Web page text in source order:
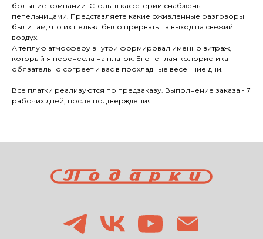
большие компании. Столы в кафетерии снабжены
пепельницами. Представляете какие оживленные разговоры
были там, что их нельзя было прервать на выход на свежий
воздух.
А теплую атмосферу внутри формировал именно витраж,
который я перенесла на платок. Его теплая колористика
обязательно согреет и вас в прохладные весенние дни.
Все платки реализуются по предзаказу. Выполнение заказа - 7
рабочих дней, после подтверждения.